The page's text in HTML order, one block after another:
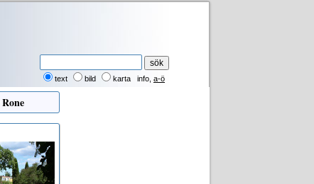
text bild karta info a-ö
Rone